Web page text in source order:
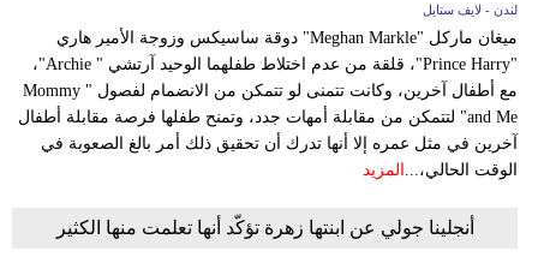
لندن - لايف ستايل
ميغان ماركل "Meghan Markle" دوقة ساسيكس وزوجة الأمير هاري
"Prince Harry"، قلقة من عدم اختلاط طفلهما الوحيد آرتشي " Archie"،
مع أطفال آخرين، وكانت تتمنى لو تتمكن من الانضمام لفصول " Mommy
and Me" لتتمكن من مقابلة أمهات جدد، وتمنح طفلها فرصة مقابلة أطفال
آخرين في مثل عمره إلا أنها تدرك أن تحقيق ذلك أمر بالغ الصعوبة في
الوقت الحالي،... المزيد
أنجلينا جولي عن ابنتها زهرة تؤكّد أنها تعلمت منها الكثير